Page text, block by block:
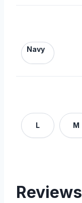
Navy
L M
Reviews